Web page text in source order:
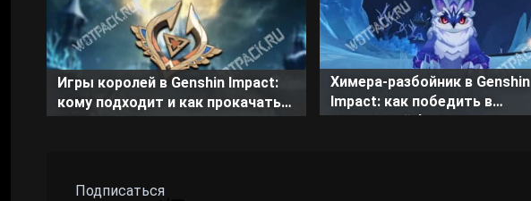
Игры королей в Genshin Impact:
кому подходит и как прокачать
катализатор
Химера-разбойник в Genshin
Impact: как победить в
гигантской форме и
Подписаться